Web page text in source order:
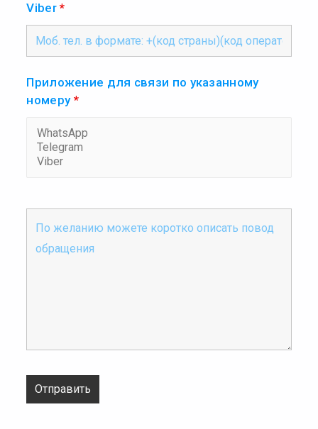
Viber*
Приложение для связи по указанному
номеру *